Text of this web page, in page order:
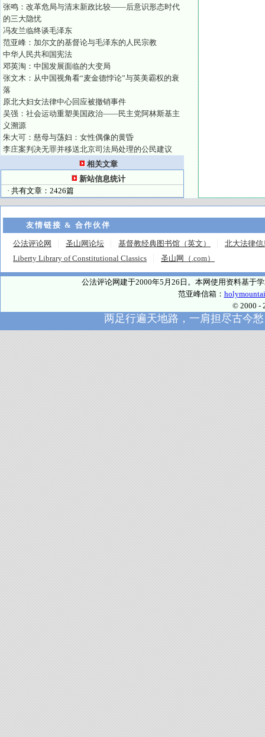
张鸣：改革危局与清末新政比较——后意识形态时代
的三大隐忧
冯友兰临终谈毛泽东
范亚峰：加尔文的基督论与毛泽东的人民宗教
中华人民共和国宪法
邓英淘：中国发展面临的大变局
张文木：从中国视角看“麦金德悖论”与英美霸权的衰
落
原北大妇女法律中心回应被撤销事件
吴强：社会运动重塑美国政治——民主党阿林斯基主
义溯源
朱大可：慈母与荡妇：女性偶像的黄昏
李庄案判决无罪并移送北京司法局处理的公民建议
相关文章
新站信息统计
· 共有文章：2426篇
友情链接 & 合作伙伴
公法评论网 圣山网论坛 基督教经典图书馆（英文）
北大法律信
Liberty Library of Constitutional Classics
圣山网（.com）
公法评论网建于2000年5月26日。本网使用资料基于
范亚峰信箱：
© 2000 -
两足行遍天地路，一肩担尽古今